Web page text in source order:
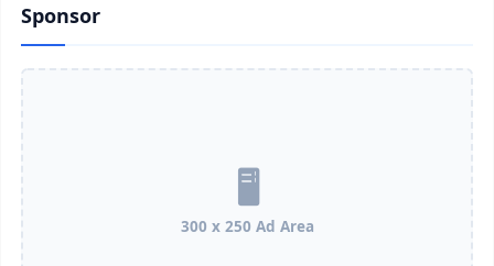
Sponsor
300 x 250 Ad Area